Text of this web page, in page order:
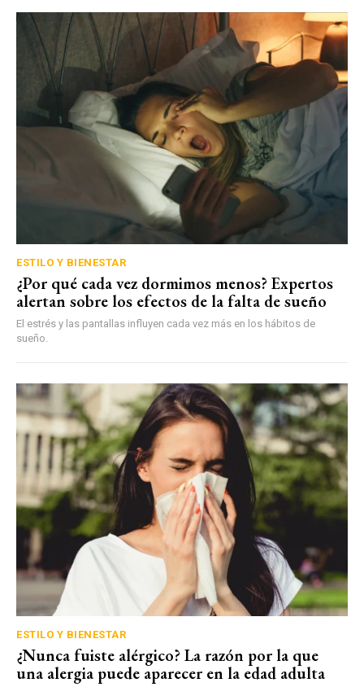
ESTILO Y BIENESTAR
¿Por qué cada vez dormimos menos? Expertos
alertan sobre los efectos de la falta de sueño
El estrés y las pantallas influyen cada vez más en los hábitos de
sueño.
ESTILO Y BIENESTAR
¿Nunca fuiste alérgico? La razón por la que
una alergia puede aparecer en la edad adulta